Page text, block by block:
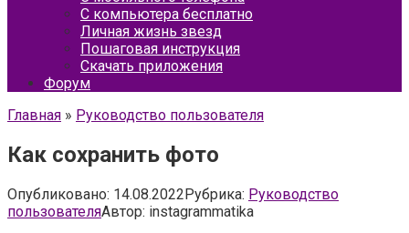
С компьютера бесплатно
Личная жизнь звезд
Пошаговая инструкция
Скачать приложения
Форум
Главная » Руководство пользователя
Как сохранить фото
Опубликовано: 14.08.2022Рубрика: Руководство
пользователяАвтор: instagrammatika